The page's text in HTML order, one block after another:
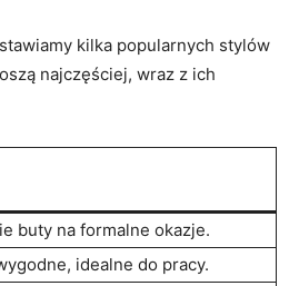
kilka popularnych stylów
najczęściej, wraz z ich
buty na formalne okazje.
idealne do pracy.